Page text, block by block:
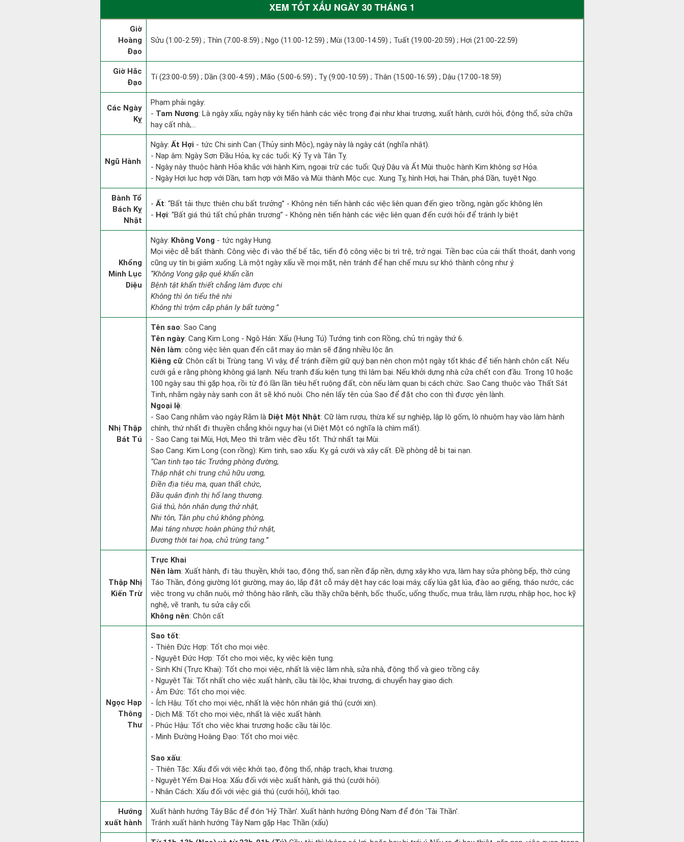
XEM TỐT XẤU NGÀY 30 THÁNG 1
Giờ
Hoàng
Đạo
Sửu (1:00-2:59) ; Thìn (7:00-8:59) ; Ngọ (11:00-12:59) ; Mùi (13:00-14:59) ; Tuất (19:00-20:59) ; Hợi (21:00-22:59)
Giờ Hắc
Đạo
Tí (23:00-0:59) ; Dần (3:00-4:59) ; Mão (5:00-6:59) ; Tỵ (9:00-10:59) ; Thân (15:00-16:59) ; Dậu (17:00-18:59)
Các Ngày
Kỵ
Phạm phải ngày:
- Tam Nương: Là ngày xấu, ngày này kỵ tiến hành các việc trọng đại như khai trương, xuất hành, cưới hỏi, động thổ, sửa chữa
hay cất nhà,...
Ngũ Hành
Ngày: Ất Hợi - tức Chi sinh Can (Thủy sinh Mộc), ngày này là ngày cát (nghĩa nhật).
- Nạp âm: Ngày Sơn Đầu Hỏa, kỵ các tuổi: Kỷ Tỵ và Tân Tỵ.
- Ngày này thuộc hành Hỏa khắc với hành Kim, ngoại trừ các tuổi: Quý Dậu và Ất Mùi thuộc hành Kim không sợ Hỏa.
- Ngày Hợi lục hợp với Dần, tam hợp với Mão và Mùi thành Mộc cục. Xung Tỵ, hình Hợi, hại Thân, phá Dần, tuyệt Ngọ.
Bành Tổ
Bách Kỵ
Nhật
- Ất: “Bất tải thực thiên chu bất trưởng” - Không nên tiến hành các việc liên quan đến gieo trồng, ngàn gốc không lên
- Hợi: “Bất giá thú tất chủ phân trương” - Không nên tiến hành các việc liên quan đến cưới hỏi để tránh ly biệt
Khổng
Minh Lục
Diệu
Ngày: Không Vong - tức ngày Hung.
Mọi việc dễ bất thành. Công việc đi vào thế bế tắc, tiến độ công việc bị trì trệ, trở ngại. Tiền bạc của cải thất thoát, danh vọng
cũng uy tín bị giảm xuống. Là một ngày xấu về mọi mặt, nên tránh để hạn chế mưu sự khó thành công như ý.
“Không Vong gặp quẻ khẩn cần
Bệnh tật khẩn thiết chẳng làm được chi
Không thì ôn tiểu thê nhi
Không thì trộm cắp phân ly bất tường.”
Nhị Thập
Bát Tú
Tên sao: Sao Cang
Tên ngày: Cang Kim Long - Ngô Hán: Xấu (Hung Tú) Tướng tinh con Rồng, chủ trị ngày thứ 6.
Nên làm: công việc liên quan đến cắt may áo màn sẽ đặng nhiều lộc ăn.
Kiêng cữ: Chôn cất bị Trùng tang. Vì vậy, để tránh điềm giữ quý bạn nên chọn một ngày tốt khác để tiến hành chôn cất. Nếu
cưới gả e rằng phòng không giá lạnh. Nếu tranh đấu kiện tụng thì lâm bại. Nếu khởi dựng nhà cửa chết con đầu. Trong 10 hoặc
100 ngày sau thì gặp họa, rồi từ đó lần lần tiêu hết ruộng đất, còn nếu làm quan bị cách chức. Sao Cang thuộc vào Thất Sát
Tinh, nhằm ngày này sanh con ắt sẽ khó nuôi. Cho nên lấy tên của Sao để đặt cho con thì được yên lành.
Ngoại lệ:
- Sao Cang nhằm vào ngày Rằm là Diệt Một Nhật: Cữ làm rượu, thừa kế sự nghiệp, lập lò gốm, lò nhuộm hay vào làm hành
chính, thứ nhất đi thuyền chẳng khỏi nguy hại (vì Diệt Một có nghĩa là chìm mất).
- Sao Cang tại Mùi, Hợi, Mẹo thì trăm việc đều tốt. Thứ nhất tại Mùi.
Sao Cang: Kim Long (con rồng): Kim tinh, sao xấu. Kỵ gả cưới và xây cất. Đề phòng dễ bị tai nạn.
“Can tinh tạo tác Trưởng phòng đường,
Thập nhật chi trung chủ hữu ương,
Điền địa tiêu ma, quan thất chức,
Đầu quân định thị hổ lang thương.
Giá thú, hôn nhân dụng thử nhật,
Nhi tôn, Tân phụ chủ không phòng,
Mai táng nhược hoàn phùng thử nhật,
Đương thời tai họa, chủ trùng tang.”
Thập Nhị
Kiến Trừ
Trực Khai
Nên làm: Xuất hành, đi tàu thuyền, khởi tạo, động thổ, san nền đắp nền, dựng xây kho vựa, làm hay sửa phòng bếp, thờ cúng
Táo Thần, đóng giường lót giường, may áo, lắp đặt cỗ máy dệt hay các loại máy, cấy lúa gặt lúa, đào ao giếng, tháo nước, các
việc trong vụ chăn nuôi, mở thông hào rãnh, cầu thầy chữa bệnh, bốc thuốc, uống thuốc, mua trâu, làm rượu, nhập học, học kỹ
nghệ, vẽ tranh, tu sửa cây cối.
Không nên: Chôn cất
Ngọc Hạp
Thông
Thư
Sao tốt:
- Thiên Đức Hợp: Tốt cho mọi việc.
- Nguyệt Đức Hợp: Tốt cho mọi việc, kỵ việc kiện tụng.
- Sinh Khí (Trực Khai): Tốt cho mọi việc, nhất là việc làm nhà, sửa nhà, động thổ và gieo trồng cây.
- Nguyệt Tài: Tốt nhất cho việc xuất hành, cầu tài lộc, khai trương, di chuyển hay giao dịch.
- Âm Đức: Tốt cho mọi việc.
- Ích Hậu: Tốt cho mọi việc, nhất là việc hôn nhân giá thú (cưới xin).
- Dịch Mã: Tốt cho mọi việc, nhất là việc xuất hành.
- Phúc Hậu: Tốt cho việc khai trương hoặc cầu tài lộc.
- Minh Đường Hoàng Đạo: Tốt cho mọi việc.
Sao xấu:
- Thiên Tặc: Xấu đối với việc khởi tạo, động thổ, nhập trạch, khai trương.
- Nguyệt Yếm Đại Hoạ: Xấu đối với việc xuất hành, giá thú (cưới hỏi).
- Nhân Cách: Xấu đối với việc giá thú (cưới hỏi), khởi tạo.
Hướng
xuất hành
Xuất hành hướng Tây Bắc để đón 'Hỷ Thần'. Xuất hành hướng Đông Nam để đón 'Tài Thần'.
Tránh xuất hành hướng Tây Nam gặp Hạc Thần (xấu)